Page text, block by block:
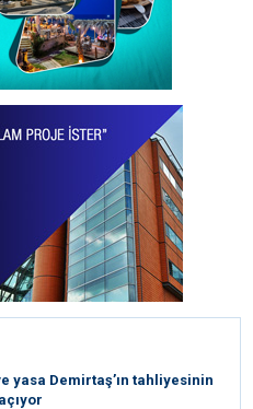
yasa Demirtaş’ın tahliyesinin